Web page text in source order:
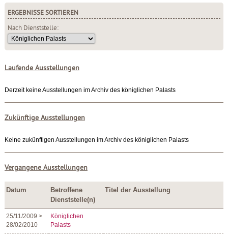
ERGEBNISSE SORTIEREN
Nach Dienststelle:
Laufende Ausstellungen
Derzeit keine Ausstellungen im Archiv des königlichen Palasts
Zukünftige Ausstellungen
Keine zukünftigen Ausstellungen im Archiv des königlichen Palasts
Vergangene Ausstellungen
Datum
Betroffene
Dienststelle(n)
Titel der Ausstellung
25/11/2009 >
28/02/2010
Königlichen
Palasts